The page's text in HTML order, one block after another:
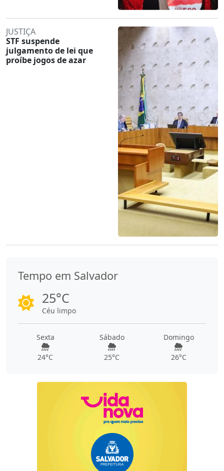
JUSTIÇA
STF suspende
julgamento de lei que
proíbe jogos de azar
Tempo em Salvador
25°C
Céu limpo
Sexta
24°C
Sábado
25°C
Domingo
26°C